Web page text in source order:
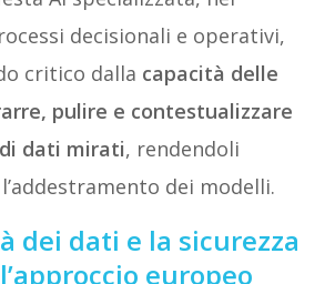
decisionali e operativi,
critico dalla capacità delle
pulire e contestualizzare
dati mirati, rendendoli
dei modelli.
dei dati e la sicurezza
europeo